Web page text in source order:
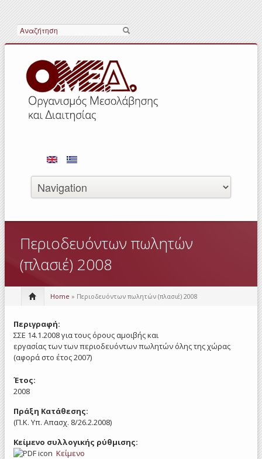
Search
Περιοδευόντων πωλητών
(πλασιέ) 2008
Home » Περιοδευόντων πωλητών (πλασιέ) 2008
Περιγραφή:
ΣΣΕ 14.1.2008 για τους όρους αμοιβής και
εργασίας των των περιοδευόντων πωλητών όλης της χώρας
(αφορά στο έτος 2007)
Έτος:
2008
Πράξη Κατάθεσης:
(Π.Κ. Υπ. Απασχ. 8/26.2.2008)
Κείμενο συλλογικής ρύθμισης:
Κείμενο